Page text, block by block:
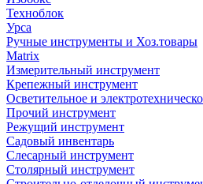
Техноблок
Урса
Ручные инструменты и Хоз.товары
Matrix
Измерительный инструмент
Крепежный инструмент
Осветительное и
Прочий инструмент
Режущий инструмент
Садовый инвентарь
Слесарный инструмент
Столярный инструмент